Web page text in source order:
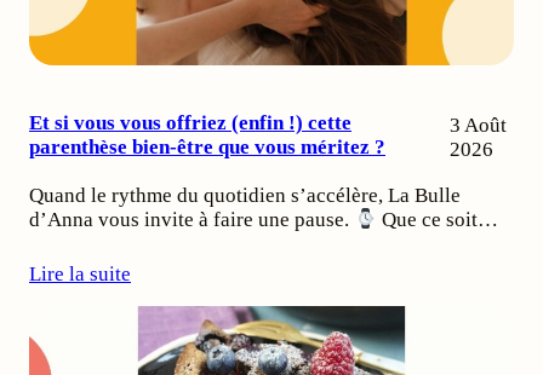
Et si vous vous offriez (enfin !) cette
parenthèse bien-être que vous méritez ?
3 Août
2026
Quand le rythme du quotidien s’accélère, La Bulle
d’Anna vous invite à faire une pause.
Que ce soit…
Lire la suite